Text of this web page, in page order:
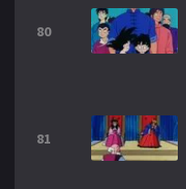
80
81